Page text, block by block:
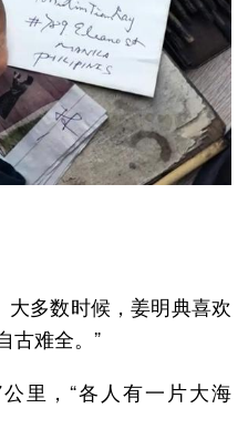
大多数时候，姜明典喜欢
古难全。”
里，“各人有一片大海